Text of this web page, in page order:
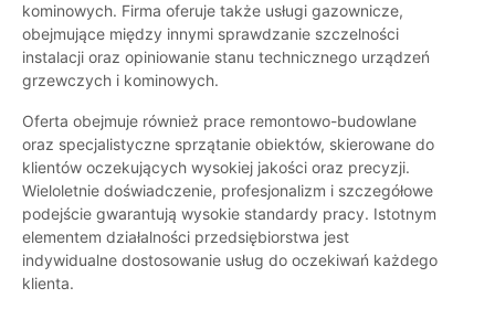
kominowych. Firma oferuje także usługi gazownicze,
obejmujące między innymi sprawdzanie szczelności
instalacji oraz opiniowanie stanu technicznego urządzeń
grzewczych i kominowych.
Oferta obejmuje również prace remontowo-budowlane
oraz specjalistyczne sprzątanie obiektów, skierowane do
klientów oczekujących wysokiej jakości oraz precyzji.
Wieloletnie doświadczenie, profesjonalizm i szczegółowe
podejście gwarantują wysokie standardy pracy. Istotnym
elementem działalności przedsiębiorstwa jest
indywidualne dostosowanie usług do oczekiwań każdego
klienta.